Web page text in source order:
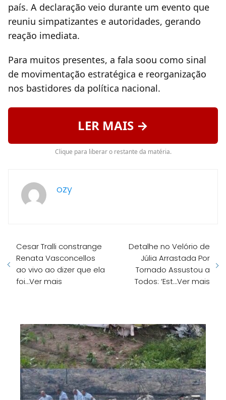
país. A declaração veio durante um evento que
reuniu simpatizantes e autoridades, gerando
reação imediata.
Para muitos presentes, a fala soou como sinal
de movimentação estratégica e reorganização
nos bastidores da política nacional.
LER MAIS →
Clique para liberar o restante da matéria.
ozy
Cesar Tralli constrange
Renata Vasconcellos
ao vivo ao dizer que ela
foi…Ver mais
Detalhe no Velório de
Júlia Arrastada Por
Tornado Assustou a
Todos: ‘Est…Ver mais